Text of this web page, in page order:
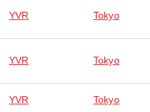
YVR Tokyo
YVR Tokyo
YVR Tokyo